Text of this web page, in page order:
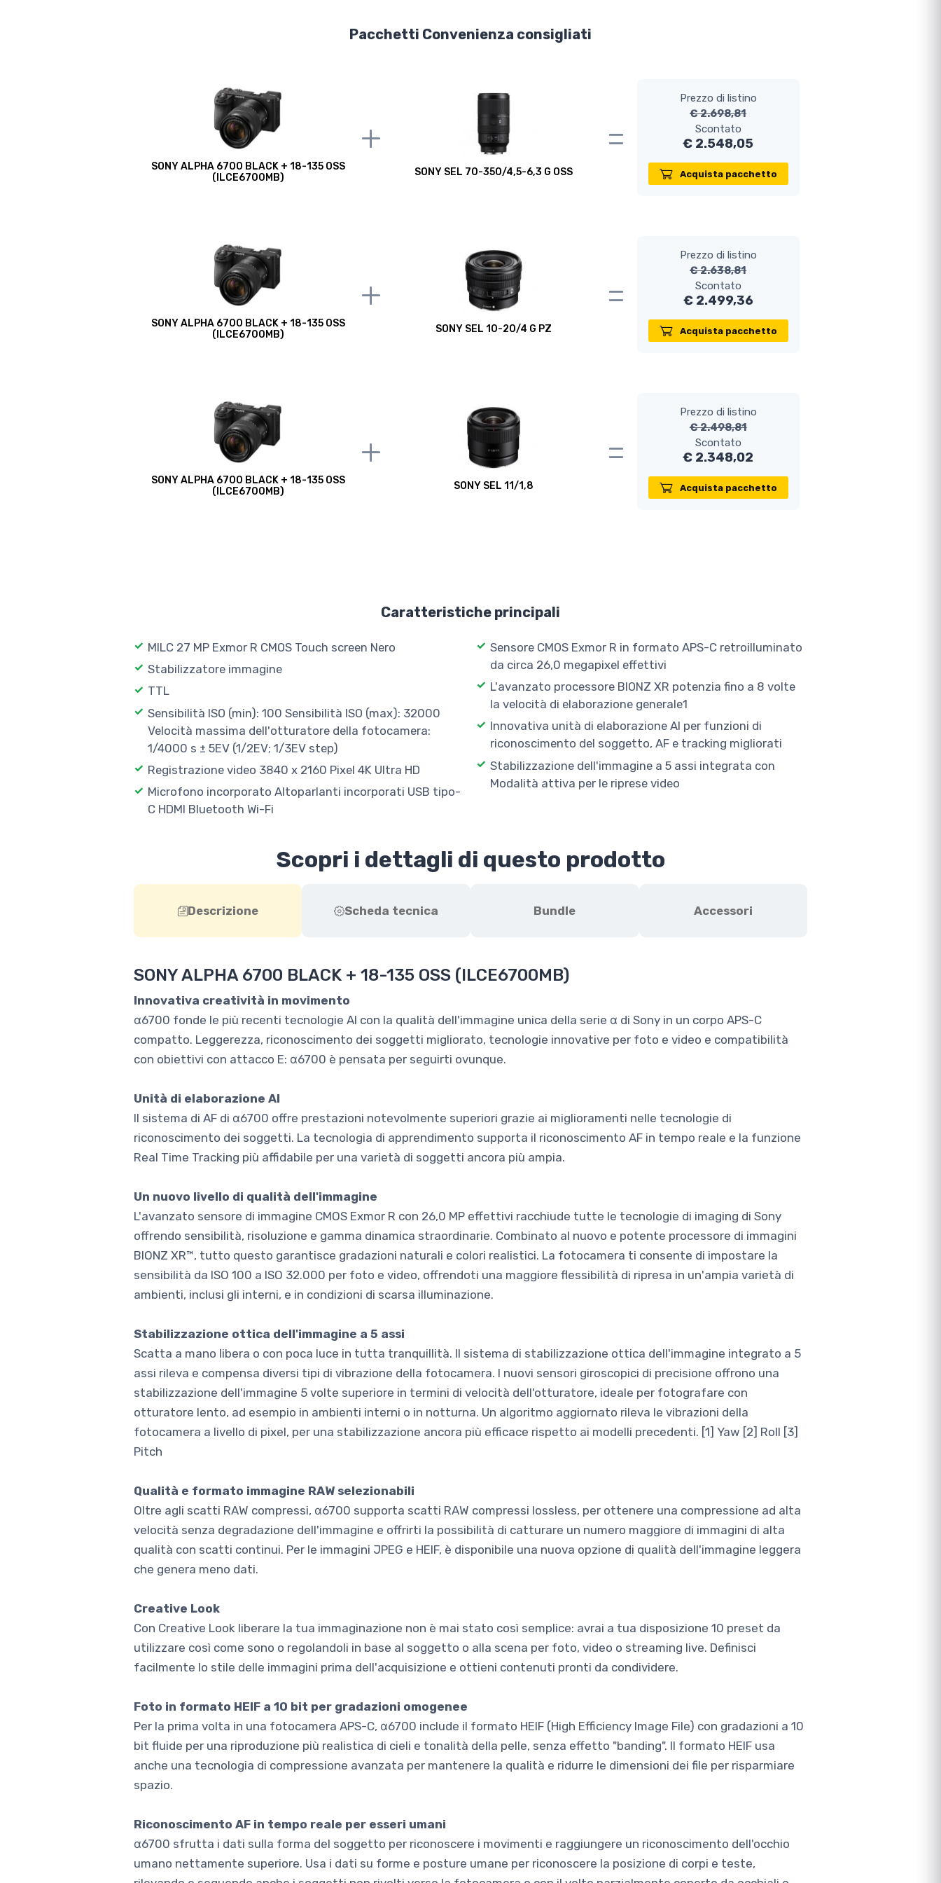
Pacchetti Convenienza consigliati
SONY ALPHA 6700 BLACK + 18-135 OSS
(ILCE6700MB)
+
SONY SEL 70-350/4,5-6,3 G OSS
=
Prezzo di listino
€ 2.698,81
Scontato
€ 2.548,05
Acquista pacchetto
SONY ALPHA 6700 BLACK + 18-135 OSS
(ILCE6700MB)
+
SONY SEL 10-20/4 G PZ
=
Prezzo di listino
€ 2.638,81
Scontato
€ 2.499,36
Acquista pacchetto
SONY ALPHA 6700 BLACK + 18-135 OSS
(ILCE6700MB)
+
SONY SEL 11/1,8
=
Prezzo di listino
€ 2.498,81
Scontato
€ 2.348,02
Acquista pacchetto
Caratteristiche principali
MILC 27 MP Exmor R CMOS Touch screen Nero
Stabilizzatore immagine
TTL
Sensibilità ISO (min): 100 Sensibilità ISO (max): 32000
Velocità massima dell'otturatore della fotocamera:
1/4000 s ± 5EV (1/2EV; 1/3EV step)
Registrazione video 3840 x 2160 Pixel 4K Ultra HD
Microfono incorporato Altoparlanti incorporati USB tipo-
C HDMI Bluetooth Wi-Fi
Sensore CMOS Exmor R in formato APS-C retroilluminato
da circa 26,0 megapixel effettivi
L'avanzato processore BIONZ XR potenzia fino a 8 volte
la velocità di elaborazione generale1
Innovativa unità di elaborazione AI per funzioni di
riconoscimento del soggetto, AF e tracking migliorati
Stabilizzazione dell'immagine a 5 assi integrata con
Modalità attiva per le riprese video
Scopri i dettagli di questo prodotto
Descrizione Scheda tecnica Bundle Accessori
SONY ALPHA 6700 BLACK + 18-135 OSS (ILCE6700MB)
Innovativa creatività in movimento
α6700 fonde le più recenti tecnologie AI con la qualità dell'immagine unica della serie α di Sony in un corpo APS-C
compatto. Leggerezza, riconoscimento dei soggetti migliorato, tecnologie innovative per foto e video e compatibilità
con obiettivi con attacco E: α6700 è pensata per seguirti ovunque.
Unità di elaborazione AI
Il sistema di AF di α6700 offre prestazioni notevolmente superiori grazie ai miglioramenti nelle tecnologie di
riconoscimento dei soggetti. La tecnologia di apprendimento supporta il riconoscimento AF in tempo reale e la funzione
Real Time Tracking più affidabile per una varietà di soggetti ancora più ampia.
Un nuovo livello di qualità dell'immagine
L'avanzato sensore di immagine CMOS Exmor R con 26,0 MP effettivi racchiude tutte le tecnologie di imaging di Sony
offrendo sensibilità, risoluzione e gamma dinamica straordinarie. Combinato al nuovo e potente processore di immagini
BIONZ XR™, tutto questo garantisce gradazioni naturali e colori realistici. La fotocamera ti consente di impostare la
sensibilità da ISO 100 a ISO 32.000 per foto e video, offrendoti una maggiore flessibilità di ripresa in un'ampia varietà di
ambienti, inclusi gli interni, e in condizioni di scarsa illuminazione.
Stabilizzazione ottica dell'immagine a 5 assi
Scatta a mano libera o con poca luce in tutta tranquillità. Il sistema di stabilizzazione ottica dell'immagine integrato a 5
assi rileva e compensa diversi tipi di vibrazione della fotocamera. I nuovi sensori giroscopici di precisione offrono una
stabilizzazione dell'immagine 5 volte superiore in termini di velocità dell'otturatore, ideale per fotografare con
otturatore lento, ad esempio in ambienti interni o in notturna. Un algoritmo aggiornato rileva le vibrazioni della
fotocamera a livello di pixel, per una stabilizzazione ancora più efficace rispetto ai modelli precedenti. [1] Yaw [2] Roll [3]
Pitch
Qualità e formato immagine RAW selezionabili
Oltre agli scatti RAW compressi, α6700 supporta scatti RAW compressi lossless, per ottenere una compressione ad alta
velocità senza degradazione dell'immagine e offrirti la possibilità di catturare un numero maggiore di immagini di alta
qualità con scatti continui. Per le immagini JPEG e HEIF, è disponibile una nuova opzione di qualità dell'immagine leggera
che genera meno dati.
Creative Look
Con Creative Look liberare la tua immaginazione non è mai stato così semplice: avrai a tua disposizione 10 preset da
utilizzare così come sono o regolandoli in base al soggetto o alla scena per foto, video o streaming live. Definisci
facilmente lo stile delle immagini prima dell'acquisizione e ottieni contenuti pronti da condividere.
Foto in formato HEIF a 10 bit per gradazioni omogenee
Per la prima volta in una fotocamera APS-C, α6700 include il formato HEIF (High Efficiency Image File) con gradazioni a 10
bit fluide per una riproduzione più realistica di cieli e tonalità della pelle, senza effetto "banding". Il formato HEIF usa
anche una tecnologia di compressione avanzata per mantenere la qualità e ridurre le dimensioni dei file per risparmiare
spazio.
Riconoscimento AF in tempo reale per esseri umani
α6700 sfrutta i dati sulla forma del soggetto per riconoscere i movimenti e raggiungere un riconoscimento dell'occhio
umano nettamente superiore. Usa i dati su forme e posture umane per riconoscere la posizione di corpi e teste,